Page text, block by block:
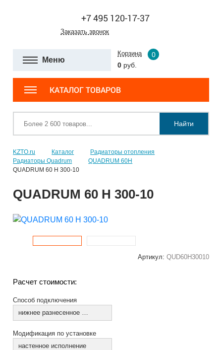
+7 495 120-17-37
Заказать звонок
Меню
Корзина
0
0 руб.
КАТАЛОГ ТОВАРОВ
Найти
KZTO.ru Каталог
Радиаторы отопления
Радиаторы Quadrum
QUADRUM 60H
QUADRUM 60 H 300-10
QUADRUM 60 H 300-10
Артикул: QUD60H30010
Расчет стоимости:
Способ подключения
нижнее разнесенное по краям (из коллектора)
Модификация по установке
настенное исполнение